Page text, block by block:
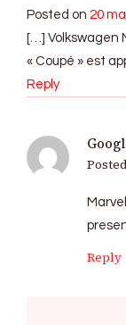
Posted on 20
[…] Volkswagen
« Coupé » est
Reply
Reply